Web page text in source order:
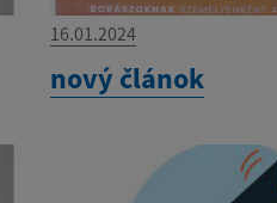
16.01.2024
nový článok